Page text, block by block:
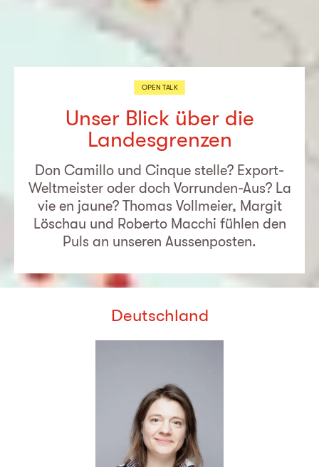
OPEN TALK
Unser Blick über die
Landesgrenzen
Don Camillo und Cinque stelle? Export-
Weltmeister oder doch Vorrunden-Aus? La
vie en jaune? Thomas Vollmeier, Margit
Löschau und Roberto Macchi fühlen den
Puls an unseren Aussenposten.
Deutschland